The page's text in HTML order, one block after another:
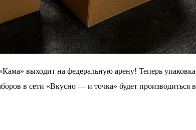
выходит на федеральную арену! Теперь упаковка
в сети «Вкусно — и точка» будет производиться в